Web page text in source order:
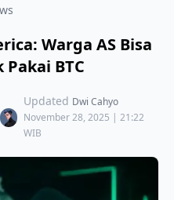
Warga AS Bisa
Pakai BTC
Updated Dwi Cahyo
November 28, 2025 | 21:22
WIB